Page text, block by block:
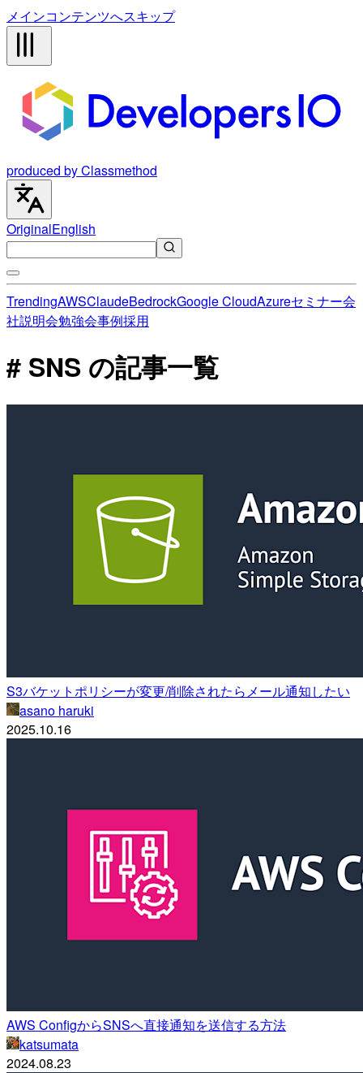
メインコンテンツへスキップ
produced by Classmethod
OriginalEnglish
TrendingAWSClaudeBedrockGoogle CloudAzureセミナー会
社説明会勉強会事例採用
# SNS の記事一覧
S3バケットポリシーが変更/削除されたらメール通知したい
asano haruki
2025.10.16
AWS ConfigからSNSへ直接通知を送信する方法
katsumata
2024.08.23